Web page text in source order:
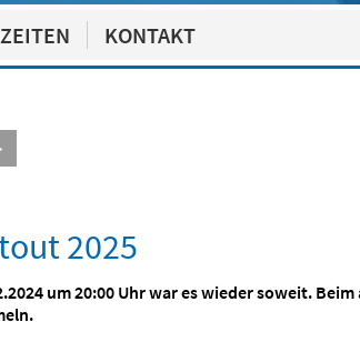
KONTAKT
2025
um 20:00 Uhr war es wieder soweit.